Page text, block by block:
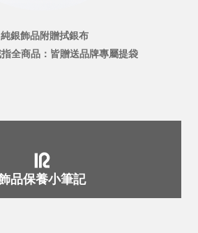
純銀飾品附贈拭銀布
指全商品：皆贈送品牌專屬提袋
品保養小筆記